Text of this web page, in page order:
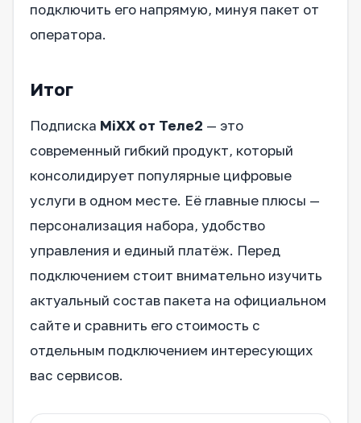
подключить его напрямую, минуя пакет от
оператора.
Итог
Подписка MiXX от Теле2 — это
современный гибкий продукт, который
консолидирует популярные цифровые
услуги в одном месте. Её главные плюсы —
персонализация набора, удобство
управления и единый платёж. Перед
подключением стоит внимательно изучить
актуальный состав пакета на официальном
сайте и сравнить его стоимость с
отдельным подключением интересующих
вас сервисов.